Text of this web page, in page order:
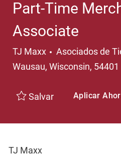
Part-Time
Associate
TJ Maxx Categoría
Asociados de
Wausau, Wisconsin, 54401
Salvar Aplicar
TJ Maxx